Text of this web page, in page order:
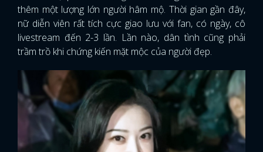
thêm một lượng lớn người hâm mộ. Thời gian gần đây,
nữ diễn viên rất tích cực giao lưu với fan, có ngày, cô
livestream đến 2-3 lần. Lần nào, dân tình cũng phải
trầm trồ khi chứng kiến mặt mộc của người đẹp.